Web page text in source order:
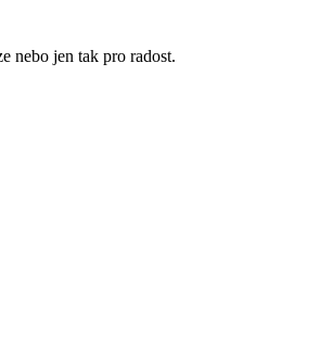
nebo jen tak pro radost.